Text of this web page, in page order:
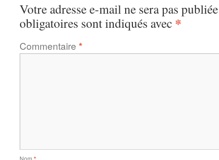
Votre adresse e-mail ne sera pas
obligatoires sont indiqués avec *
Commentaire *
Nom